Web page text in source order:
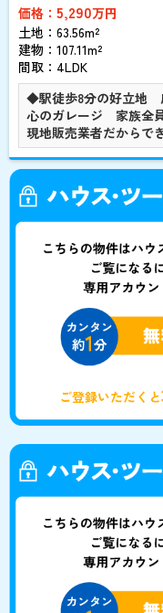
価格： 5,290万円
土地：63.56m²
建物：107.11m²
間取：4LDK
◆駅徒歩8分の好立地
心のガレージ 家族全
現地販売業者だからで
ご登録いただくと